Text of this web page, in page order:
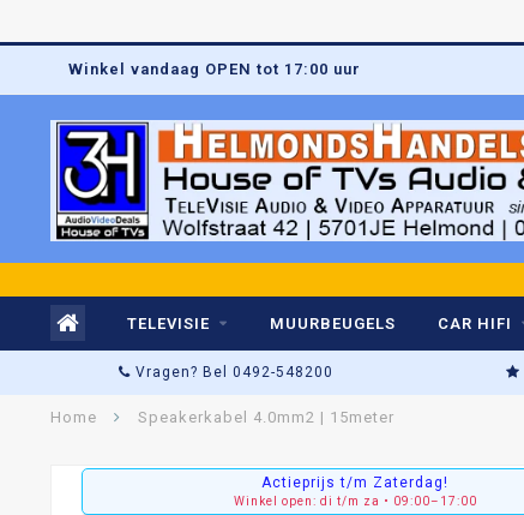
Winkel vandaag OPEN tot 17:00 uur
TELEVISIE MUURBEUGELS CAR HIFI
Vragen? Bel 0492-548200
Home Speakerkabel 4.0mm2 | 15meter
Actieprijs t/m Zaterdag!
Winkel open: di t/m za • 09:00–17:00